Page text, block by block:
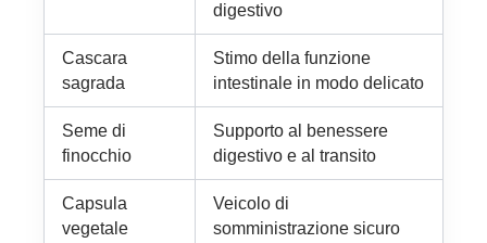
digestivo
Cascara
sagrada
Stimo della funzione
intestinale in modo delicato
Seme di
finocchio
Supporto al benessere
digestivo e al transito
Capsula
vegetale
Veicolo di
somministrazione sicuro